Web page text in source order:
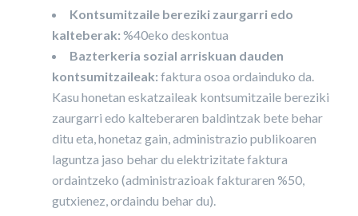
Kontsumitzaile bereziki zaurgarri edo
kalteberak: %40eko deskontua
Bazterkeria sozial arriskuan dauden
kontsumitzaileak: faktura osoa ordainduko da.
Kasu honetan eskatzaileak kontsumitzaile bereziki
zaurgarri edo kalteberaren baldintzak bete behar
ditu eta, honetaz gain, administrazio publikoaren
laguntza jaso behar du elektrizitate faktura
ordaintzeko (administrazioak fakturaren %50,
gutxienez, ordaindu behar du).